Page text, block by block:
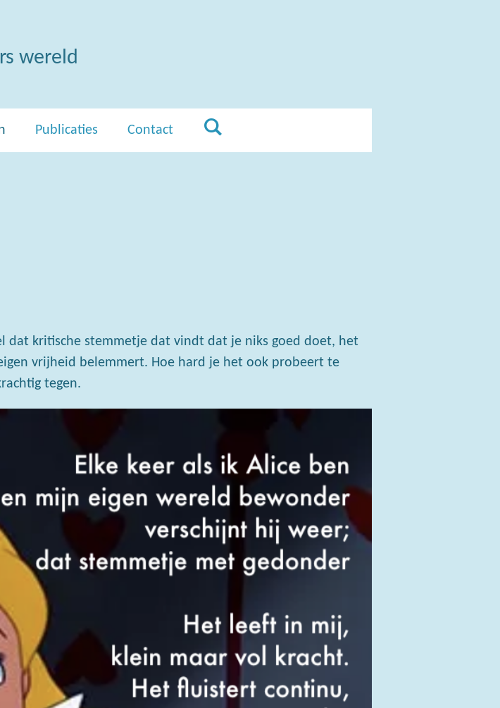
wereld
Publicaties Contact
dat kritische stemmetje dat vindt dat je niks goed doet, het
vrijheid belemmert. Hoe hard je het ook probeert te
tegen.